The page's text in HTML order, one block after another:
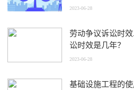
2023-06-28
劳动争议诉讼时
讼时效是几年？
2023-06-28
基础设施工程的